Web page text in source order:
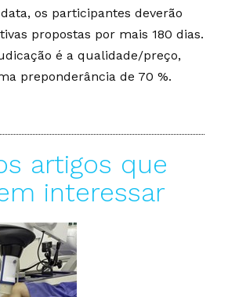
os participantes deverão
propostas por mais 180 dias.
é a qualidade/preço,
preponderância de 70 %.
artigos que
interessar